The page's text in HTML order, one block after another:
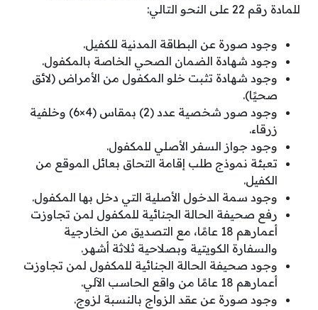
للمادة رقم 22 على النحو التالي:
وجود صورة عن البطاقة المدنية للكفيل.
وجود شهادة الضمان الصحي الخاصة بالمكفول.
وجود شهادة تثبت خلو المكفول من الأمراض (لائق
صحيًا).
وجود صور شخصية عدد (2) بمقاس (4×6) وخلفية
زرقاء.
وجود جواز السفر الأصلي للمكفول.
تعبئة نموذج طلب إقامة التحاق بعائل الموقع من
الكفيل.
وجود سمة الدخول الأصلية التي دخل بها المكفول.
رفع صحيفة الحالة الجنائية للمكفول لمن تجاوزت
أعمارهم 18 عامًا، مع التصديق من الخارجية
والسفارة الكويتية وبصلاحية ثلاثة أشهر.
وجود صحيفة الحالة الجنائية للمكفول لمن تجاوزت
أعمارهم 18 عامًا من واقع الحاسب الآلي.
وجود صورة عن عقد الزواج بالنسبة لزوج.